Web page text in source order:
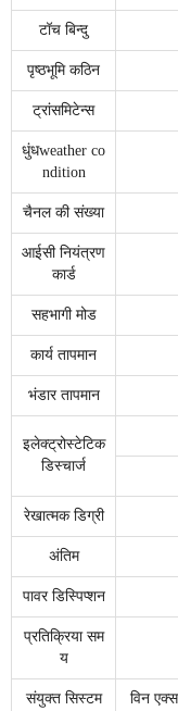
टॉच बिन्दु
पृष्ठभूमि कठिन
ट्रांसमिटेन्स
धुंधweather co
ndition
चैनल की संख्या
आईसी नियंत्रण
कार्ड
सहभागी मोड
कार्य तापमान
भंडार तापमान
इलेक्ट्रोस्टेटिक
डिस्चार्ज
रेखात्मक डिग्री
अंतिम
पावर डिस्पिप्शन
प्रतिक्रिया सम
य
संयुक्त सिस्टम
विन